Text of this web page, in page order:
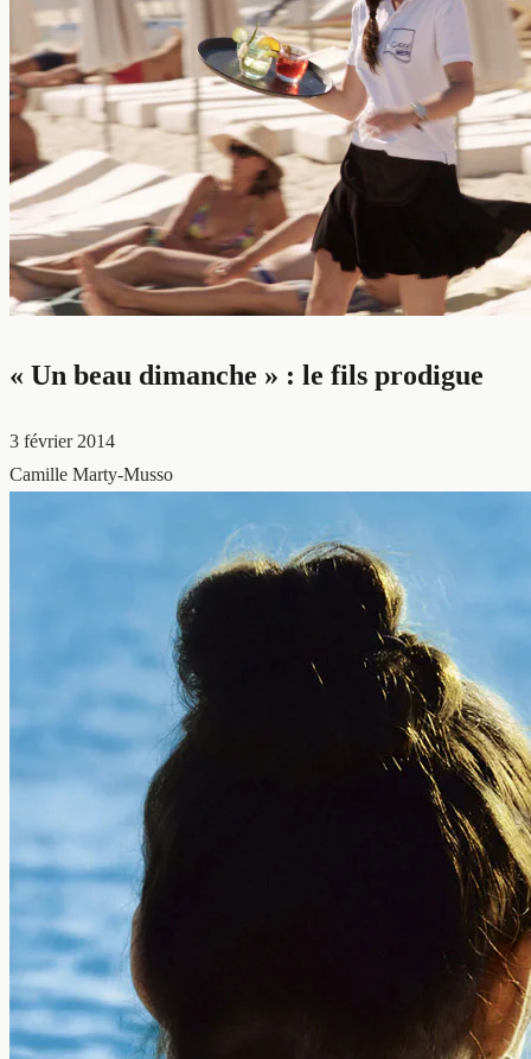
« Un beau dimanche » : le fils prodigue
3 février 2014
Camille Marty-Musso